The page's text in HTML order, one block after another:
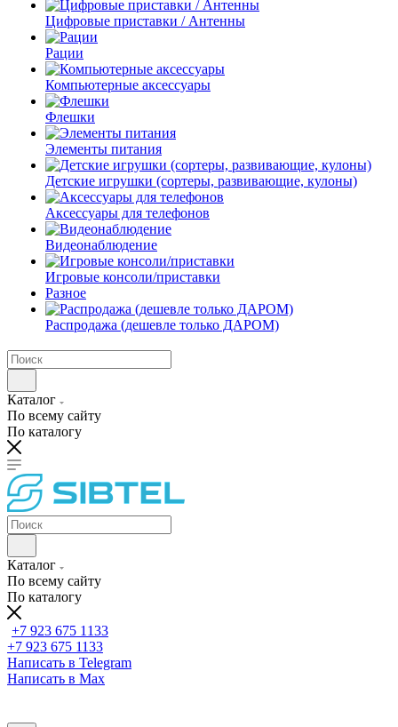
Цифровые приставки / Антенны
Рации
Компьютерные аксессуары
Флешки
Элементы питания
Детские игрушки (сортеры, развивающие, кулоны)
Аксессуары для телефонов
Видеонаблюдение
Игровые консоли/приставки
Разное
Распродажа (дешевле только ДАРОМ)
Каталог
По всему сайту
По каталогу
Каталог
По всему сайту
По каталогу
+7 923 675 1133
+7 923 675 1133
Написать в Telegram
Написать в Max